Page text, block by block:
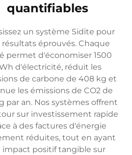
quantifiables
un système Sidite pour
résultats éprouvés. Chaque
permet d'économiser 1500
d'électricité, réduit les
de carbone de 408 kg et
les émissions de CO2 de
par an. Nos systèmes offrent
sur investissement rapide
à des factures d'énergie
réduites, tout en ayant
impact positif tangible sur